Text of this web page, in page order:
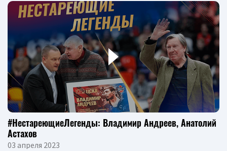
#НестареющиеЛегенды: Владимир Андреев, Анатолий
Астахов
03 апреля 2023